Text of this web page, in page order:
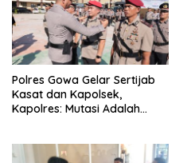
Polres Gowa Gelar Sertijab
Kasat dan Kapolsek,
Kapolres: Mutasi Adalah